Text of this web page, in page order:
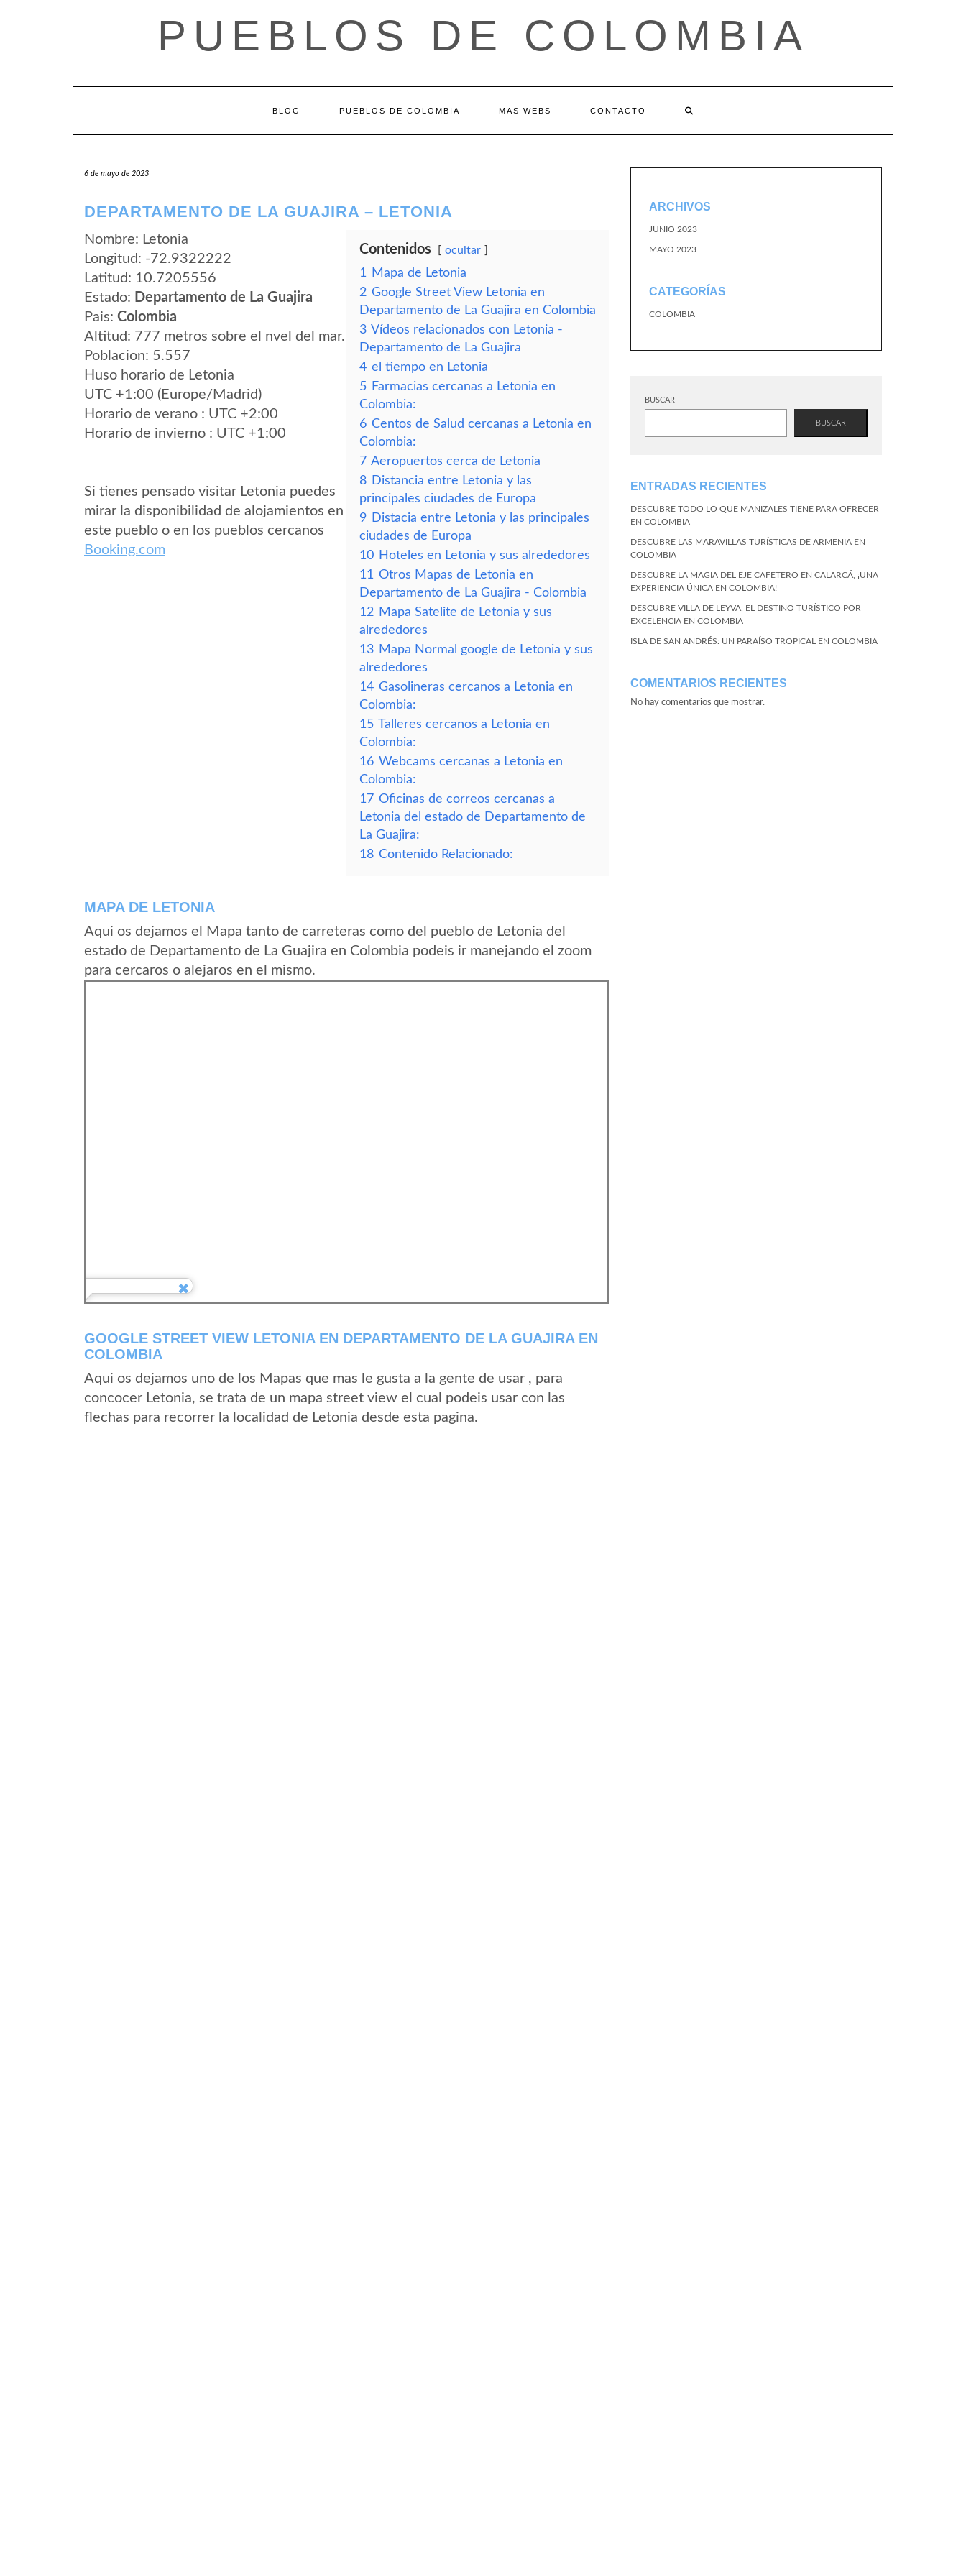
PUEBLOS DE COLOMBIA
BLOG PUEBLOS DE COLOMBIA MAS WEBS CONTACTO
6 de mayo de 2023
DEPARTAMENTO DE LA GUAJIRA – LETONIA
Nombre: Letonia
Longitud: -72.9322222
Latitud: 10.7205556
Estado: Departamento de La Guajira
Pais: Colombia
Altitud: 777 metros sobre el nvel del mar.
Poblacion: 5.557
Huso horario de Letonia
UTC +1:00 (Europe/Madrid)
Horario de verano : UTC +2:00
Horario de invierno : UTC +1:00
Si tienes pensado visitar Letonia puedes
mirar la disponibilidad de alojamientos en
este pueblo o en los pueblos cercanos
Booking.com
Contenidos ocultar
1
Mapa de Letonia
2 Google Street View Letonia en
Departamento de La Guajira en Colombia
3 Vídeos relacionados con Letonia -
Departamento de La Guajira
4 el tiempo en Letonia
5 Farmacias cercanas a Letonia en
Colombia:
6 Centos de Salud cercanas a Letonia en
Colombia:
7 Aeropuertos cerca de Letonia
8 Distancia entre Letonia y las
principales ciudades de Europa
9 Distacia entre Letonia y las principales
ciudades de Europa
10 Hoteles en Letonia y sus alrededores
11 Otros Mapas de Letonia en
Departamento de La Guajira - Colombia
12 Mapa Satelite de Letonia y sus
alrededores
13 Mapa Normal google de Letonia y sus
alrededores
14 Gasolineras cercanos a Letonia en
Colombia:
15 Talleres cercanos a Letonia en
Colombia:
16 Webcams cercanas a Letonia en
Colombia:
17 Oficinas de correos cercanas a
Letonia del estado de Departamento de
La Guajira:
18 Contenido Relacionado:
MAPA DE LETONIA
Aqui os dejamos el Mapa tanto de carreteras como del pueblo de Letonia del
estado de Departamento de La Guajira en Colombia podeis ir manejando el zoom
para cercaros o alejaros en el mismo.
GOOGLE STREET VIEW LETONIA EN DEPARTAMENTO DE LA GUAJIRA EN
COLOMBIA
Aqui os dejamos uno de los Mapas que mas le gusta a la gente de usar , para
concocer Letonia, se trata de un mapa street view el cual podeis usar con las
flechas para recorrer la localidad de Letonia desde esta pagina.
ARCHIVOS
JUNIO 2023
MAYO 2023
CATEGORÍAS
COLOMBIA
BUSCAR
BUSCAR
ENTRADAS RECIENTES
DESCUBRE TODO LO QUE MANIZALES TIENE PARA OFRECER
EN COLOMBIA
DESCUBRE LAS MARAVILLAS TURÍSTICAS DE ARMENIA EN
COLOMBIA
DESCUBRE LA MAGIA DEL EJE CAFETERO EN CALARCÁ, ¡UNA
EXPERIENCIA ÚNICA EN COLOMBIA!
DESCUBRE VILLA DE LEYVA, EL DESTINO TURÍSTICO POR
EXCELENCIA EN COLOMBIA
ISLA DE SAN ANDRÉS: UN PARAÍSO TROPICAL EN COLOMBIA
COMENTARIOS RECIENTES
No hay comentarios que mostrar.